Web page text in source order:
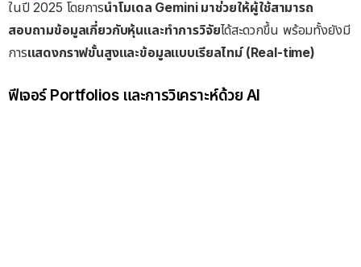
ในปี 2025 โดยการนำโมเดล Gemini มาช่วยให้ผู้ใช้สามารถ
สอบถามข้อมูลเกี่ยวกับหุ้นและทำการวิจัยได้สะดวกขึ้น พร้อมทั้งยังมี
การแสดงกราฟขั้นสูงและข้อมูลแบบเรียลไทม์ (Real-time)
ฟีเจอร์ Portfolios และการวิเคราะห์ด้วย AI